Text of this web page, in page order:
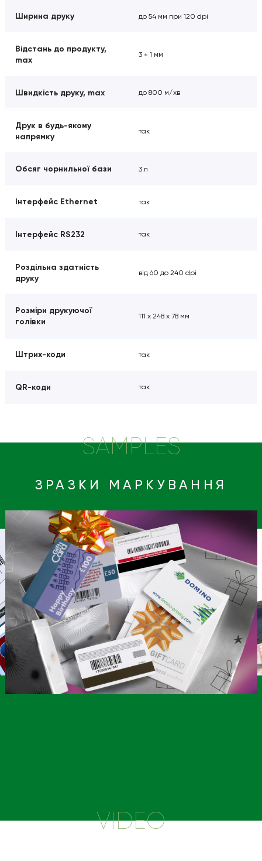
Ширина друку до 54 мм при 120 dpi
Відстань до продукту,
max
3 ± 1 мм
Швидкість друку, max до 800 м/хв
Друк в будь-якому
напрямку
так
Обсяг чорнильної бази 3 л
Інтерфейс Ethernet так
Інтерфейс RS232 так
Роздільна здатність
друку
від 60 до 240 dpi
Розміри друкуючої
голівки
111 x 248 x 78 мм
Штрих-коди так
QR-коди так
SAMPLES
ЗРАЗКИ МАРКУВАННЯ
VIDEO